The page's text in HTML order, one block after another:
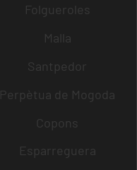
Folgueroles
Malla
Santpedor
Perpètua de Mogoda
Copons
Esparreguera